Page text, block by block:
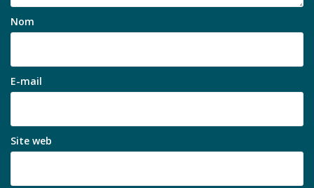
Nom
E-mail
Site web